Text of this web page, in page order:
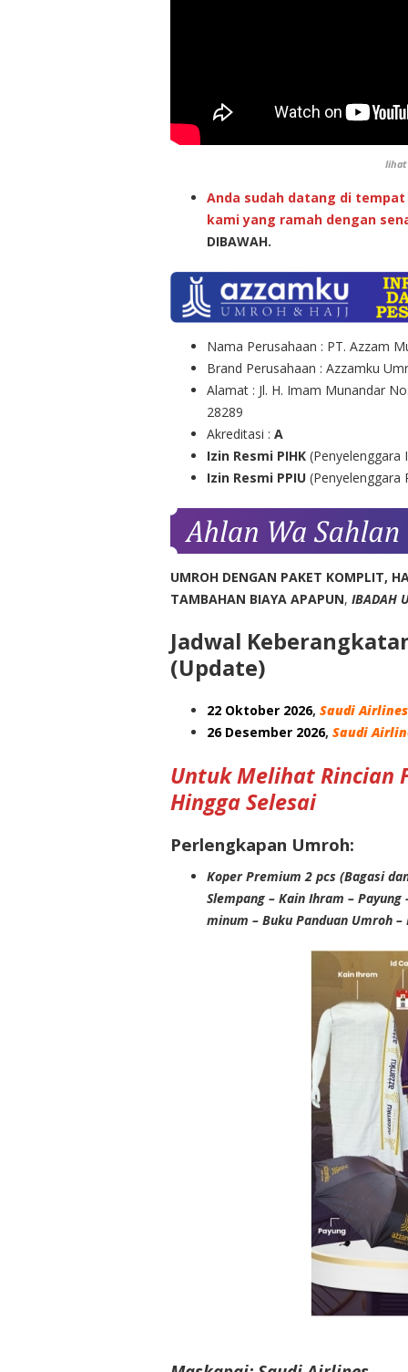
lihat
Anda sudah datang di
kami yang ramah dengan
DIBAWAH.
Nama Perusahaan : PT. Azzam
Brand Perusahaan : Azzamku
Alamat : Jl. H. Imam Munandar
28289
Akreditasi : A
Izin Resmi PIHK (Penyelenggara
Izin Resmi PPIU (Penyelenggara
UMROH DENGAN PAKET KOMPLIT,
TAMBAHAN BIAYA APAPUN, IBADAH
Jadwal
(Update)
22 Oktober 2026, Saudi Airlines
26 Desember 2026, Saudi
Untuk Melihat Rincian
Hingga Selesai
Perlengkapan Umroh:
Koper Premium 2 pcs (Bagasi
Slempang – Kain Ihram –
minum – Buku Panduan Umroh –